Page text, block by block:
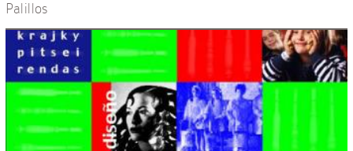
Palillos